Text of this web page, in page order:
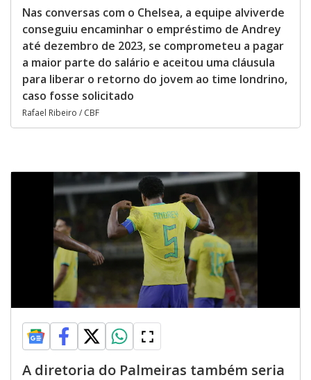
Nas conversas com o Chelsea, a equipe alviverde
conseguiu encaminhar o empréstimo de Andrey
até dezembro de 2023, se comprometeu a pagar
a maior parte do salário e aceitou uma cláusula
para liberar o retorno do jovem ao time londrino,
caso fosse solicitado
Rafael Ribeiro / CBF
A diretoria do Palmeiras também seria